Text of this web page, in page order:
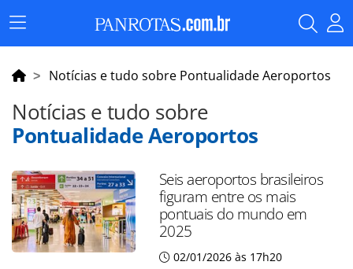
Menu
Principal
Notícias e tudo sobre Pontualidade Aeroportos
Notícias e tudo sobre
Pontualidade Aeroportos
Seis aeroportos brasileiros
figuram entre os mais
pontuais do mundo em
2025
02/01/2026 às 17h20